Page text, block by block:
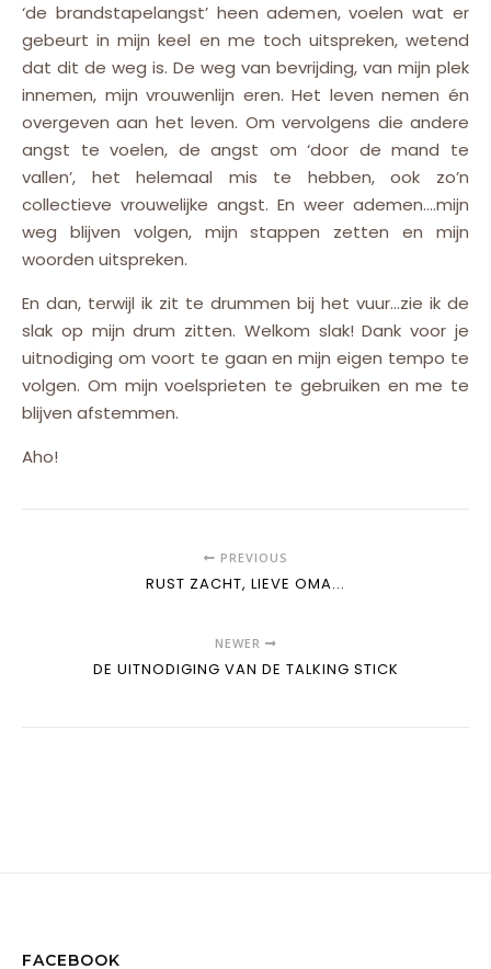
‘de brandstapelangst’ heen ademen, voelen wat er
gebeurt in mijn keel en me toch uitspreken, wetend
dat dit de weg is. De weg van bevrijding, van mijn plek
innemen, mijn vrouwenlijn eren. Het leven nemen én
overgeven aan het leven. Om vervolgens die andere
angst te voelen, de angst om ‘door de mand te
vallen’, het helemaal mis te hebben, ook zo’n
collectieve vrouwelijke angst. En weer ademen….mijn
weg blijven volgen, mijn stappen zetten en mijn
woorden uitspreken.
En dan, terwijl ik zit te drummen bij het vuur…zie ik de
slak op mijn drum zitten. Welkom slak! Dank voor je
uitnodiging om voort te gaan en mijn eigen tempo te
volgen. Om mijn voelsprieten te gebruiken en me te
blijven afstemmen.
Aho!
PREVIOUS
RUST ZACHT, LIEVE OMA...
NEWER
DE UITNODIGING VAN DE TALKING STICK
FACEBOOK